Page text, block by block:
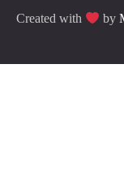
Created with by